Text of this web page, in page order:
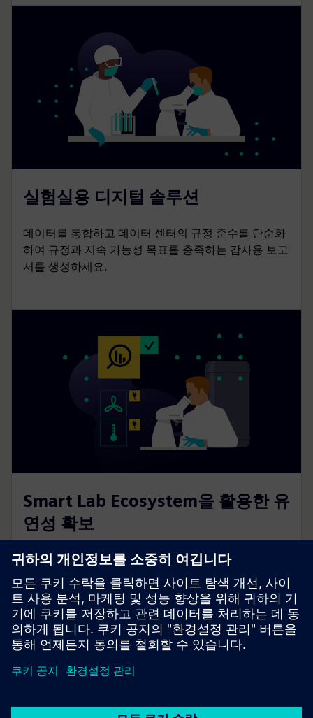
실험실용 디지털 솔루션
데이터를 통합하고 데이터 센터의 규정 준수를 단순화
하여 규정과 지속 가능성 목표를 충족하는 감사용 보고
서를 생성하세요.
Smart Lab Ecosystem을 활용한 유
연성 확보
Smart Lab Ecosystem은 현대 연구에 필요한 모듈식의
지속 가능한 인프라를 갖춘 유연하고 안전하며 에너지
효율적인 실험실 공간을 조성해요.